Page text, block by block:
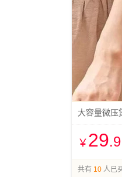
大容量微压
￥ 29.9
共有 10 人已